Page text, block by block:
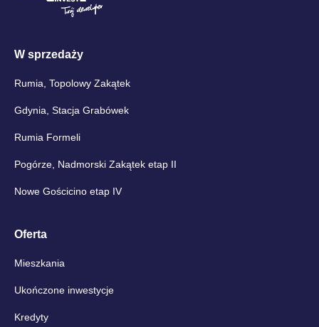
W sprzedaży
Rumia, Topolowy Zakątek
Gdynia, Stacja Grabówek
Rumia Formeli
Pogórze, Nadmorski Zakątek etap II
Nowe Gościcino etap IV
Oferta
Mieszkania
Ukończone inwestycje
Kredyty